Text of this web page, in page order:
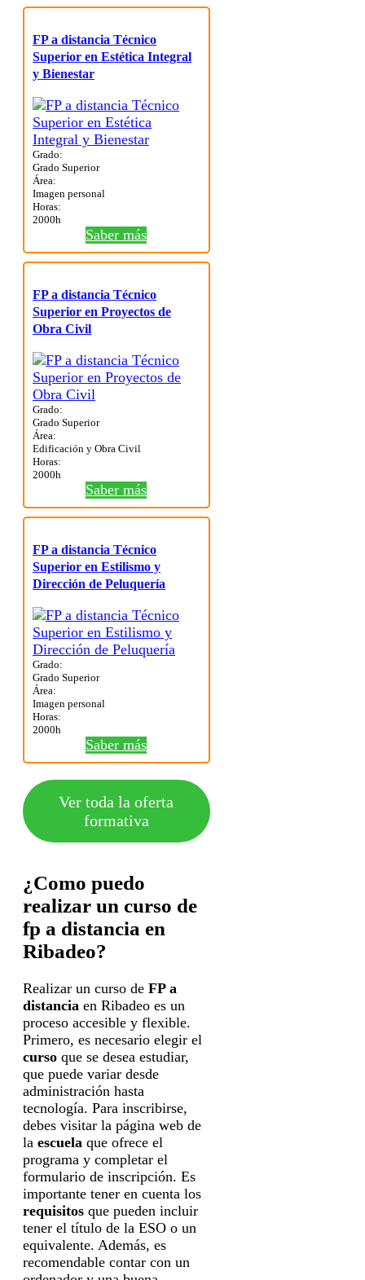
FP a distancia Técnico
Superior en Estética Integral
y Bienestar
Grado:
Grado Superior
Área:
Imagen personal
Horas:
2000h
Saber más
FP a distancia Técnico
Superior en Proyectos de
Obra Civil
Grado:
Grado Superior
Área:
Edificación y Obra Civil
Horas:
2000h
Saber más
FP a distancia Técnico
Superior en Estilismo y
Dirección de Peluquería
Grado:
Grado Superior
Área:
Imagen personal
Horas:
2000h
Saber más
Ver toda la oferta
formativa
¿Como puedo
realizar un curso de
fp a distancia en
Ribadeo?
Realizar un curso de FP a
distancia en Ribadeo es un
proceso accesible y flexible.
Primero, es necesario elegir el
curso que se desea estudiar,
que puede variar desde
administración hasta
tecnología. Para inscribirse,
debes visitar la página web de
la escuela que ofrece el
programa y completar el
formulario de inscripción. Es
importante tener en cuenta los
requisitos que pueden incluir
tener el título de la ESO o un
equivalente. Además, es
recomendable contar con un